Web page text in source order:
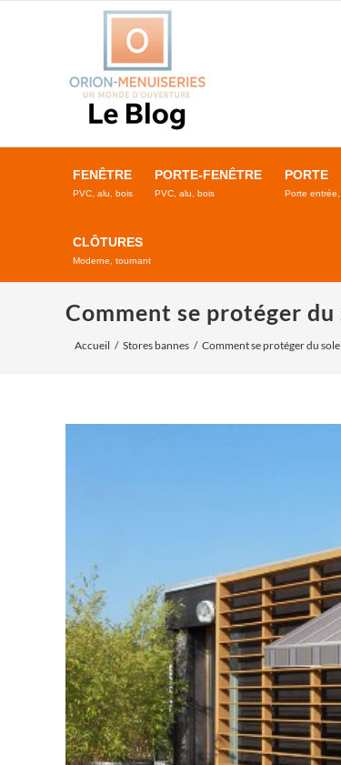
FENÊTRE
PVC, alu, bois
PORTE-FENÊTRE
PVC, alu, bois
PORTE
Porte entrée,
CLÔTURES
Moderne, tournant
Comment se protéger
Accueil Stores bannes Comment se protéger du